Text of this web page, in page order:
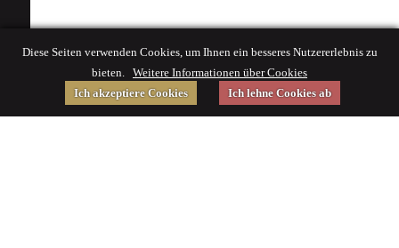
Diese Seiten verwenden Cookies, um Ihnen ein besseres Nutzererlebnis zu
bieten. Weitere Informationen über Cookies
Ich akzeptiere Cookies
Ich lehne Cookies ab